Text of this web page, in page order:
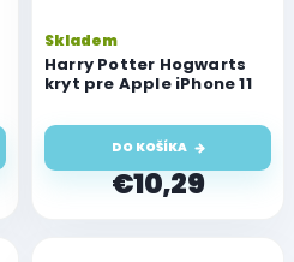
Harry Potter Hogwarts
kryt pre Apple iPhone 11
Skladem
€10,29
DO KOŠÍKA